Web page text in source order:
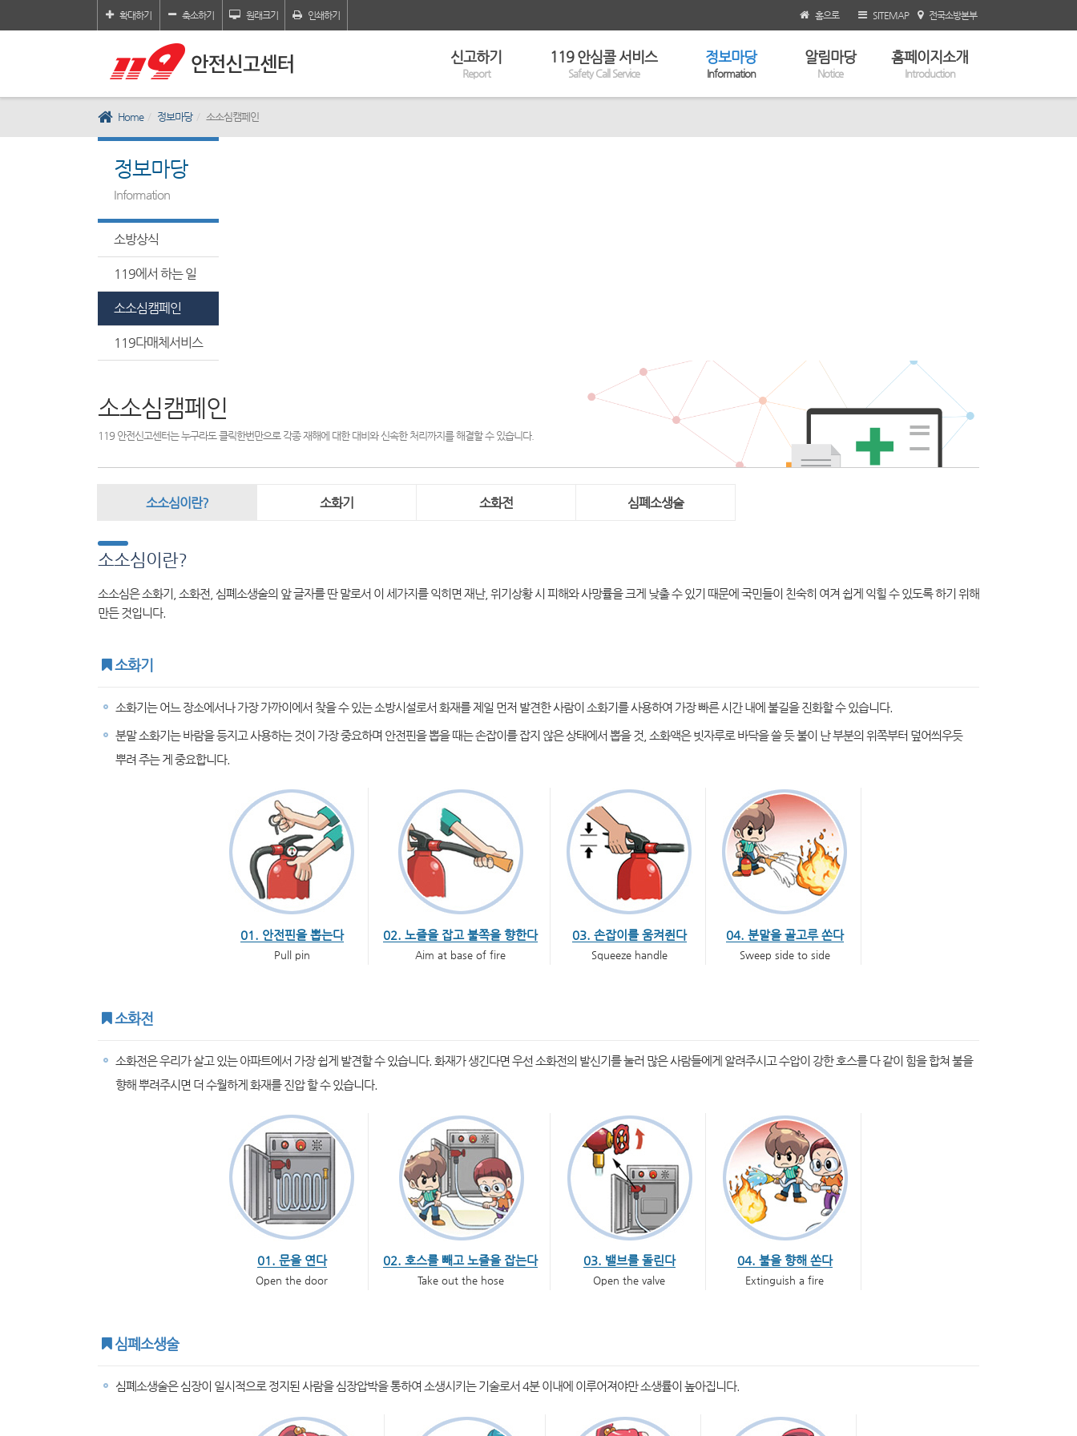
확대하기 축소하기 원래크기 인쇄하기 홈으로 SITEMAP 전국소방본부
신고하기
Report
119 안심콜 서비스
Safety Call Service
정보마당
Information
알림마당
Notice
홈페이지소개
Introduction
Home 정보마당 소소심캠페인
정보마당
Information
소방상식
119에서 하는 일
소소심캠페인
119다매체서비스
소소심캠페인
119 안전신고센터는 누구라도 클릭한번만으로 각종 재해에 대한 대비와 신속한 처리까지를 해결할 수 있습니다.
소소심이란? 소화기 소화전 심폐소생술
소소심이란?
소소심은 소화기, 소화전, 심폐소생술의 앞 글자를 딴 말로서 이 세가지를 익히면 재난, 위기상황 시 피해와 사망률을 크게 낮출 수 있기 때문에 국민들이 친숙히 여겨 쉽게 익힐 수 있도록 하기 위해
만든 것입니다.
소화기
소화기는 어느 장소에서나 가장 가까이에서 찾을 수 있는 소방시설로서 화재를 제일 먼저 발견한 사람이 소화기를 사용하여 가장 빠른 시간 내에 불길을 진화할 수 있습니다.
분말 소화기는 바람을 등지고 사용하는 것이 가장 중요하며 안전핀을 뽑을 때는 손잡이를 잡지 않은 상태에서 뽑을 것, 소화액은 빗자루로 바닥을 쓸 듯 불이 난 부분의 위쪽부터 덮어씌우듯
뿌려 주는 게 중요합니다.
01. 안전핀을 뽑는다
Pull pin
02. 노즐을 잡고 불쪽을 향한다
Aim at base of fire
03. 손잡이를 움켜쥔다
Squeeze handle
04. 분말을 골고루 쏜다
Sweep side to side
소화전
소화전은 우리가 살고 있는 아파트에서 가장 쉽게 발견할 수 있습니다. 화재가 생긴다면 우선 소화전의 발신기를 눌러 많은 사람들에게 알려주시고 수압이 강한 호스를 다 같이 힘을 합쳐 불을
향해 뿌려주시면 더 수월하게 화재를 진압 할 수 있습니다.
01. 문을 연다
Open the door
02. 호스를 빼고 노즐을 잡는다
Take out the hose
03. 밸브를 돌린다
Open the valve
04. 불을 향해 쏜다
Extinguish a fire
심폐소생술
심폐소생술은 심장이 일시적으로 정지된 사람을 심장압박을 통하여 소생시키는 기술로서 4분 이내에 이루어져야만 소생률이 높아집니다.